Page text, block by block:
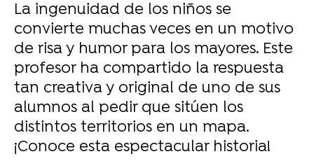
La ingenuidad de los niños se
convierte muchas veces en un motivo
de risa y humor para los mayores. Este
profesor ha compartido la respuesta
tan creativa y original de uno de sus
alumnos al pedir que sitúen los
distintos territorios en un mapa.
¡Conoce esta espectacular historia!